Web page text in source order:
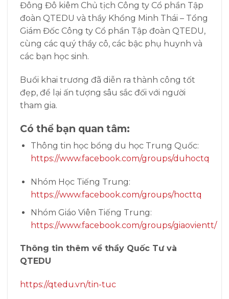
Đông Đô kiêm Chủ tịch Công ty Cổ phần Tập
đoàn QTEDU và thầy Khổng Minh Thái – Tổng
Giám Đốc Công ty Cổ phần Tập đoàn QTEDU,
cùng các quý thầy cô, các bậc phụ huynh và
các bạn học sinh.
Buổi khai trương đã diễn ra thành công tốt
đẹp, để lại ấn tượng sâu sắc đối với người
tham gia.
Có thể bạn quan tâm:
Thông tin học bổng du học Trung Quốc:
https://www.facebook.com/groups/duhoctq
Nhóm Học Tiếng Trung:
https://www.facebook.com/groups/hocttq
Nhóm Giáo Viên Tiếng Trung:
https://www.facebook.com/groups/giaovientt/
Thông tin thêm về thầy Quốc Tư và
QTEDU
https://qtedu.vn/tin-tuc